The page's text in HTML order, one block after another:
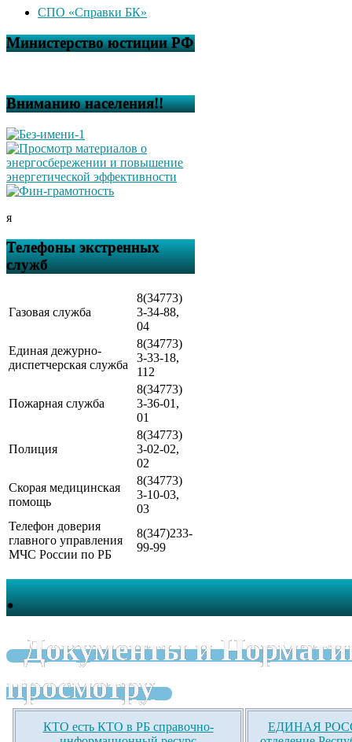
СПО «Справки БК»
Министерство юстиции РФ
Вниманию населения!!
я
Телефоны экстренных
служб
Газовая служба
8(34773)
3-34-88,
04
Единая дежурно-
диспетчерская служба
8(34773)
3-33-18,
112
Пожарная служба
8(34773)
3-36-01,
01
Полиция
8(34773)
3-02-02,
02
Скорая медицинская
помощь
8(34773)
3-10-03,
03
Телефон доверия
главного управления
МЧС России по РБ
8(347)233-
99-99
.
Документы и
просмотру
КТО есть КТО в РБ справочно-
ЕДИНАЯ